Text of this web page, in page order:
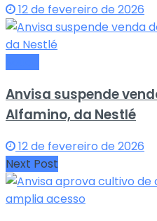
12 de fevereiro de 2026
Anvisa suspende
Alfamino, da Nestlé
12 de fevereiro de 2026
Next Post